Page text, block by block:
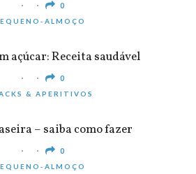
0
ALMOÇO
açúcar: Receita saudável
0
& APERITIVOS
– saiba como fazer
0
ALMOÇO